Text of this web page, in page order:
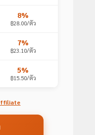
8%
฿28.00/ตัว
7%
฿23.10/ตัว
5%
฿15.50/ตัว